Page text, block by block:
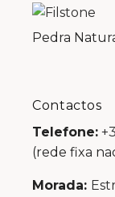
Pedra
Contactos
Telefone:
(rede fixa
Morada: